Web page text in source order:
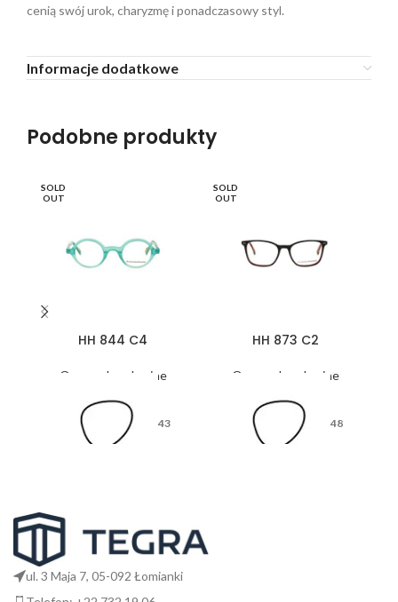
cenią swój urok, charyzmę i ponadczasowy styl.
Informacje dodatkowe
Podobne produkty
SOLD
OUT
HH 844 C4
Oprawy korekcyjne
43
26
SOLD
OUT
HH 873 C2
Oprawy korekcyjne
48
ul. 3 Maja 7, 05-092 Łomianki